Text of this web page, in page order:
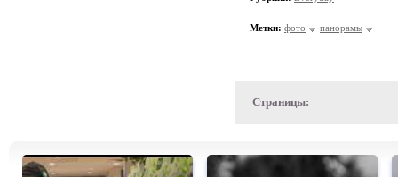
Метки: фото панорамы
Страницы: